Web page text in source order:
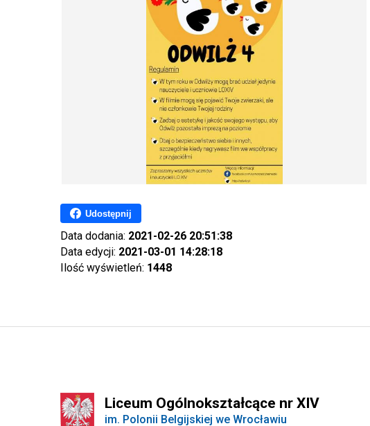
Udostępnij
Data dodania: 2021-02-26 20:51:38
Data edycji: 2021-03-01 14:28:18
Ilość wyświetleń: 1448
Liceum Ogólnokształcące nr XIV
im. Polonii Belgijskiej we Wrocławiu